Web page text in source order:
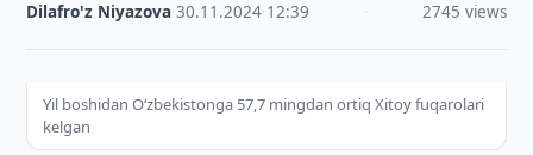
Dilafro'z Niyazova ·30.11.2024 12:39 2745 views
Yil boshidan O‘zbekistonga 57,7 mingdan ortiq Xitoy fuqarolari
kelgan